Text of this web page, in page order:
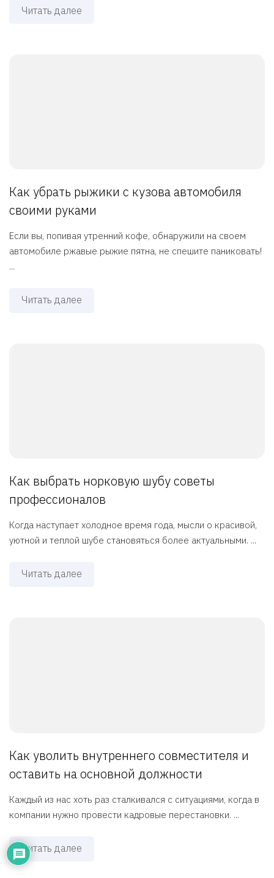
Читать далее
Как убрать рыжики с кузова автомобиля
своими руками
Если вы, попивая утренний кофе, обнаружили на своем
автомобиле ржавые рыжие пятна, не спешите паниковать!
...
Читать далее
Как выбрать норковую шубу советы
профессионалов
Когда наступает холодное время года, мысли о красивой,
уютной и теплой шубе становяться более актуальными. ...
Читать далее
Как уволить внутреннего совместителя и
оставить на основной должности
Каждый из нас хоть раз сталкивался с ситуациями, когда в
компании нужно провести кадровые перестановки. ...
Читать далее